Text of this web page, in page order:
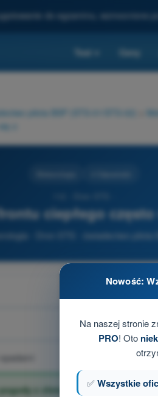
do egzaminu, wzmocnione
Test Ceny
pilota BSP (STS-01/STS-02)
z:
ciepłego często
- Dron STS - świadectwo pilota
z chmurami stratiformnymi
Nowość:
Na naszej stronie
PRO! Oto
✅Wszystkie